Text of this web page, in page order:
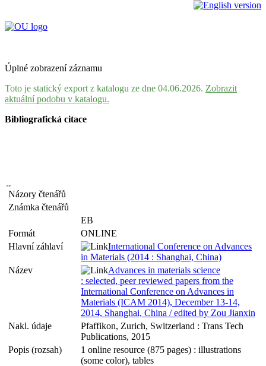
Úplné zobrazení záznamu
Toto je statický export z katalogu ze dne 04.06.2026. Zobrazit
aktuální podobu v katalogu.
Bibliografická citace
Názory čtenářů
Známka čtenářů
EB
Formát
ONLINE
Hlavní záhlaví
International Conference on Advances
in Materials (2014 : Shanghai, China)
Název
Advances in materials science
: selected, peer reviewed papers from the
International Conference on Advances in
Materials (ICAM 2014), December 13-14,
2014, Shanghai, China / edited by Zou Jianxin
Nakl. údaje
Pfaffikon, Zurich, Switzerland : Trans Tech
Publications, 2015
Popis (rozsah)
1 online resource (875 pages) : illustrations
(some color), tables